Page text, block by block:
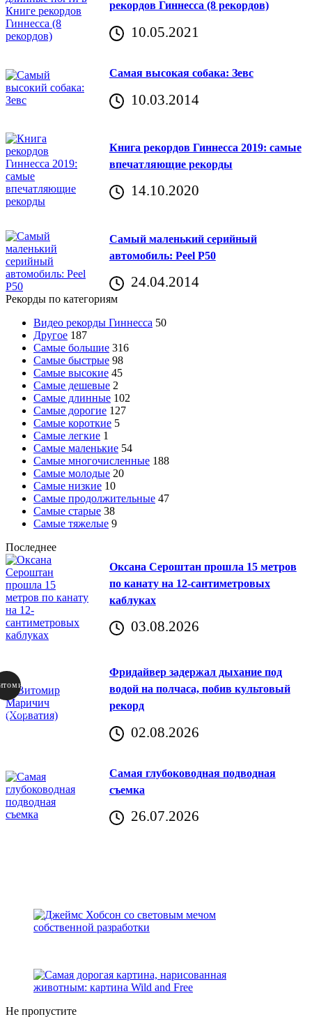
рекордов Гиннесса (8 рекордов)
10.05.2021
Самая высокая собака: Зевс
10.03.2014
Книга рекордов Гиннесса 2019: самые
впечатляющие рекорды
14.10.2020
Самый маленький серийный
автомобиль: Peel P50
24.04.2014
Рекорды по категориям
Видео рекорды Гиннесса 50
Другое 187
Самые большие 316
Самые быстрые 98
Самые высокие 45
Самые дешевые 2
Самые длинные 102
Самые дорогие 127
Самые короткие 5
Самые легкие 1
Самые маленькие 54
Самые многочисленные 188
Самые молодые 20
Самые низкие 10
Самые продолжительные 47
Самые старые 38
Самые тяжелые 9
Последнее
Оксана Сероштан прошла 15 метров
по канату на 12-сантиметровых
каблуках
03.08.2026
Фридайвер задержал дыхание под
водой на полчаса, побив культовый
рекорд
02.08.2026
Самая глубоководная подводная
съемка
26.07.2026
Не пропустите